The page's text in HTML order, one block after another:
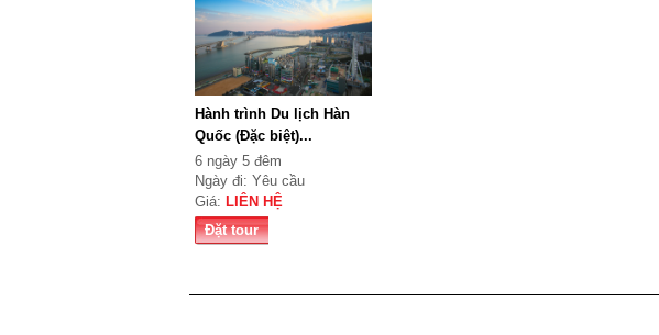
Hành trình Du lịch Hàn
Quốc (Đặc biệt)...
6 ngày 5 đêm
Ngày đi: Yêu cầu
Giá: LIÊN HỆ
Đặt tour